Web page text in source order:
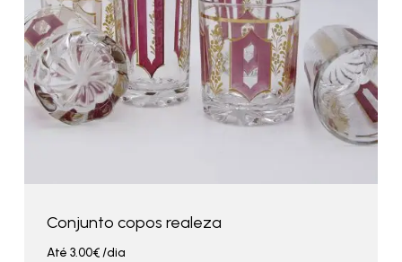
Conjunto copos realeza
Até 3.00€/dia